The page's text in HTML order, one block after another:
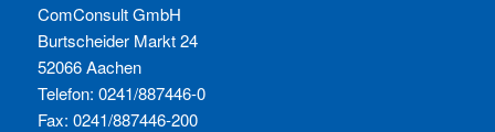
ComConsult GmbH
Burtscheider Markt 24
52066 Aachen
Telefon: 0241/887446-0
Fax: 0241/887446-200